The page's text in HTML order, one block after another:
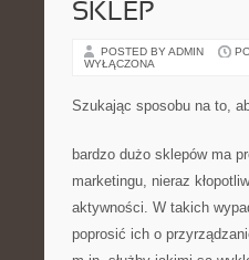
SKLEP
POSTED BY ADMIN
WYŁĄCZONA
Szukając sposobu na to,
bardzo dużo sklepów ma
marketingu, nieraz
aktywności. W takich
poprosić ich o